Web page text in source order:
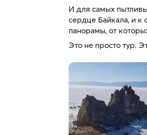
И для самых
сердце Байкала, и к
панорамы, от
Это не просто тур.